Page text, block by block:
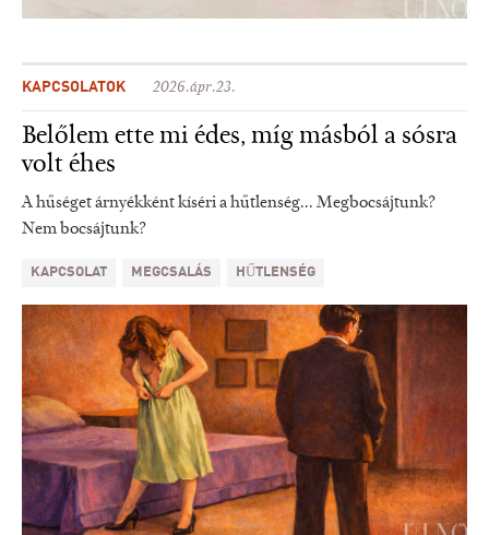
KAPCSOLATOK 2026.ápr.23.
Belőlem ette mi édes, míg másból a sósra
volt éhes
A hűséget árnyékként kíséri a hűtlenség... Megbocsájtunk?
Nem bocsájtunk?
KAPCSOLAT MEGCSALÁS HŰTLENSÉG